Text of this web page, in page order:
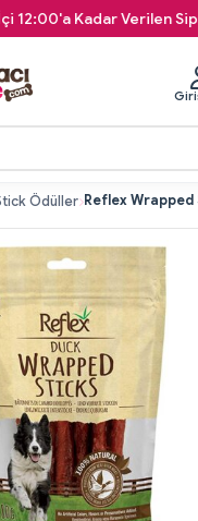
Kadar Verilen Siparişler
Ödüller